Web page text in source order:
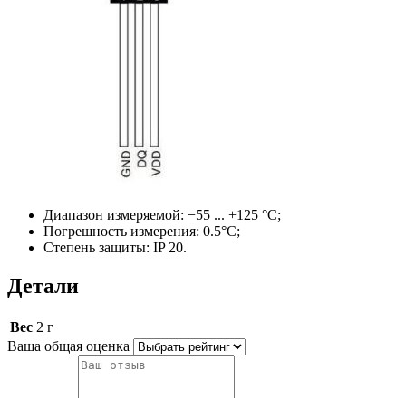
Диапазон измеряемой: −55 ... +125 °C;
Погрешность измерения: 0.5°C;
Степень защиты: IP 20.
Детали
Вес 2 г
Ваша общая оценка